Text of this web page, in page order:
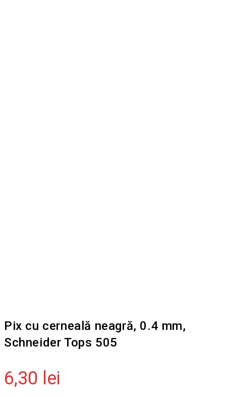
Pix cu cerneală neagră, 0.4 mm,
Schneider Tops 505
6,30 lei